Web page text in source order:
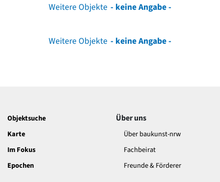
Weitere Objekte - keine Angabe -
Weitere Objekte - keine Angabe -
Objektsuche
Karte
Im Fokus
Epochen
Über uns
Über baukunst-nrw
Fachbeirat
Freunde & Förderer